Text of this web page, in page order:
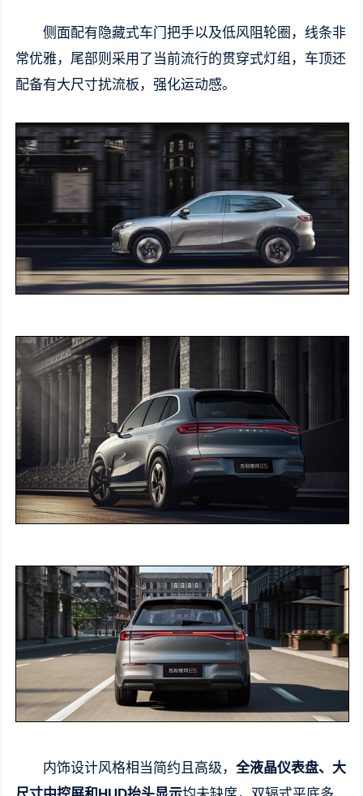
侧面配有隐藏式车门把手以及低风阻轮圈，线条非
常优雅，尾部则采用了当前流行的贯穿式灯组，车顶还
配备有大尺寸扰流板，强化运动感。
内饰设计风格相当简约且高级，全液晶仪表盘、大